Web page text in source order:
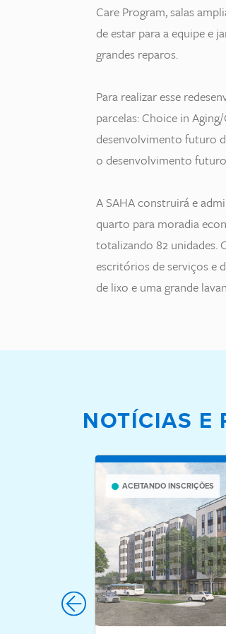
Care Program, salas
de estar para a equipe e
grandes reparos.
Para realizar esse
parcelas: Choice in
desenvolvimento futuro
o desenvolvimento
A SAHA construirá e
quarto para moradia
totalizando 82 unidades.
escritórios de serviços e
de lixo e uma grande
NOTÍCIAS E
ACEITANDO INSCRIÇÕES